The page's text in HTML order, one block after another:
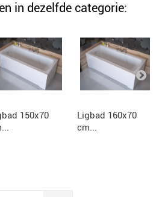
in dezelfde categorie:
150x70
Ligbad 160x70
cm...